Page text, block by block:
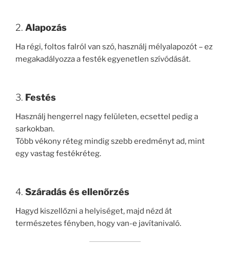
2. Alapozás
Ha régi, foltos falról van szó, használj mélyalapozót – ez
megakadályozza a festék egyenetlen szívódását.
3. Festés
Használj hengerrel nagy felületen, ecsettel pedig a
sarkokban.
Több vékony réteg mindig szebb eredményt ad, mint
egy vastag festékréteg.
4. Száradás és ellenőrzés
Hagyd kiszellőzni a helyiséget, majd nézd át
természetes fényben, hogy van-e javítanivaló.